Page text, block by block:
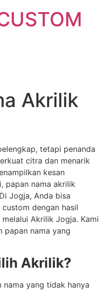
Akrilik
tetapi penanda
citra dan menarik
kesan
papan nama akrilik
Jogja, Anda bisa
dengan hasil
Akrilik Jogja. Kami
papan nama yang
Akrilik?
nama yang tidak hanya